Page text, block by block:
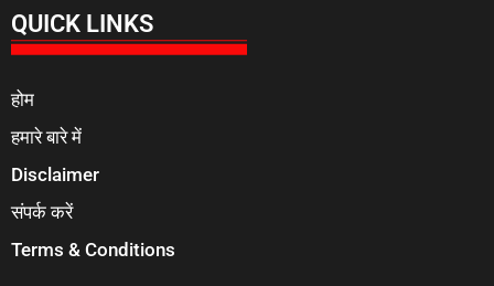
QUICK LINKS
होम
हमारे बारे में
Disclaimer
संपर्क करें
Terms & Conditions